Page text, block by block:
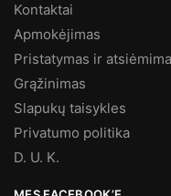
Kontaktai
Apmokėjimas
Pristatymas ir
Grąžinimas
Slapukų taisykles
Privatumo politika
D. U. K.